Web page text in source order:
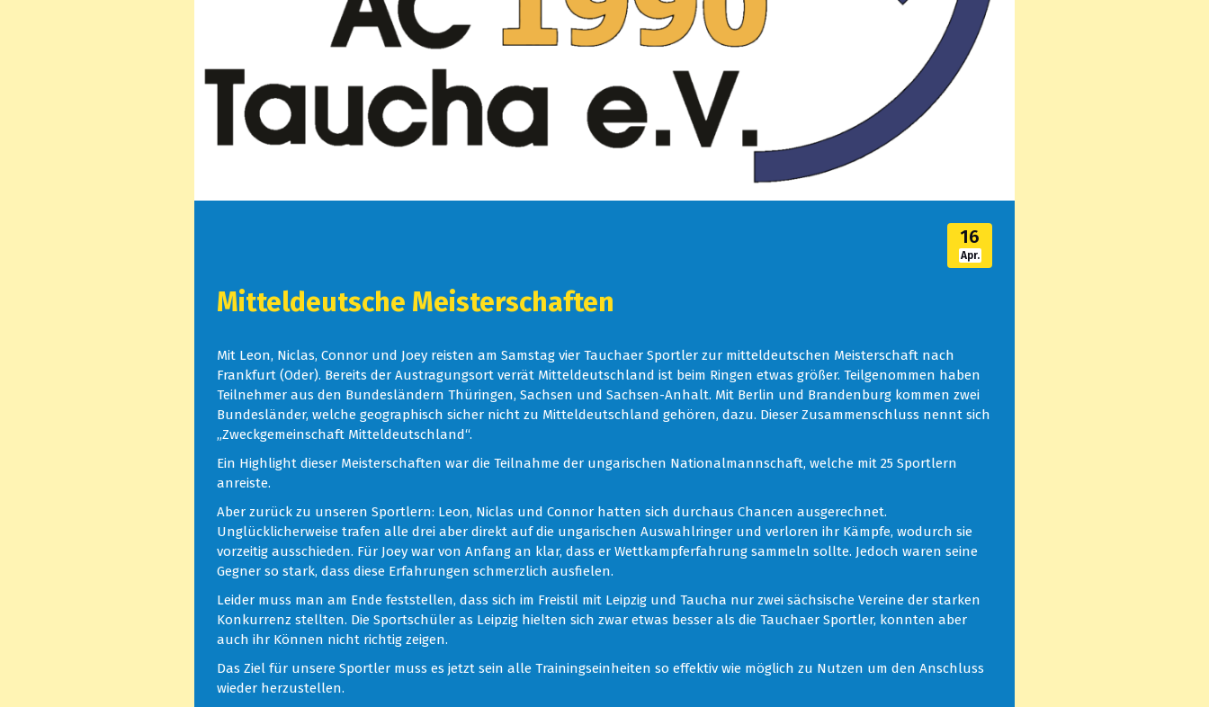
16
Apr.
Mitteldeutsche Meisterschaften
Mit Leon, Niclas, Connor und Joey reisten am Samstag vier Tauchaer Sportler zur mitteldeutschen Meisterschaft nach
Frankfurt (Oder). Bereits der Austragungsort verrät Mitteldeutschland ist beim Ringen etwas größer. Teilgenommen haben
Teilnehmer aus den Bundesländern Thüringen, Sachsen und Sachsen-Anhalt. Mit Berlin und Brandenburg kommen zwei
Bundesländer, welche geographisch sicher nicht zu Mitteldeutschland gehören, dazu. Dieser Zusammenschluss nennt sich
„Zweckgemeinschaft Mitteldeutschland“.
Ein Highlight dieser Meisterschaften war die Teilnahme der ungarischen Nationalmannschaft, welche mit 25 Sportlern
anreiste.
Aber zurück zu unseren Sportlern: Leon, Niclas und Connor hatten sich durchaus Chancen ausgerechnet.
Unglücklicherweise trafen alle drei aber direkt auf die ungarischen Auswahlringer und verloren ihr Kämpfe, wodurch sie
vorzeitig ausschieden. Für Joey war von Anfang an klar, dass er Wettkampferfahrung sammeln sollte. Jedoch waren seine
Gegner so stark, dass diese Erfahrungen schmerzlich ausfielen.
Leider muss man am Ende feststellen, dass sich im Freistil mit Leipzig und Taucha nur zwei sächsische Vereine der starken
Konkurrenz stellten. Die Sportschüler as Leipzig hielten sich zwar etwas besser als die Tauchaer Sportler, konnten aber
auch ihr Können nicht richtig zeigen.
Das Ziel für unsere Sportler muss es jetzt sein alle Trainingseinheiten so effektiv wie möglich zu Nutzen um den Anschluss
wieder herzustellen.